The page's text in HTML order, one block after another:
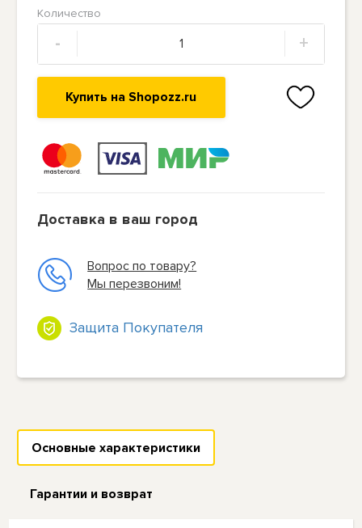
Количество
- +
Купить на Shopozz.ru
Доставка в ваш город
Вопрос по товару?
Мы перезвоним!
Защита Покупателя
Основные характеристики
Гарантии и возврат